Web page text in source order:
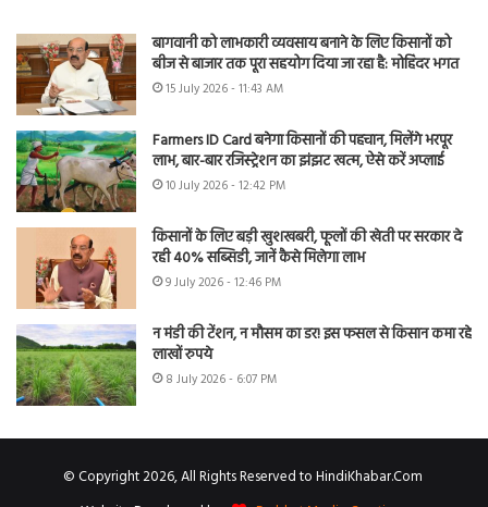
बागवानी को लाभकारी व्यवसाय बनाने के लिए किसानों को
बीज से बाजार तक पूरा सहयोग दिया जा रहा है: मोहिंदर भगत
15 July 2026 - 11:43 AM
Farmers ID Card बनेगा किसानों की पहचान, मिलेंगे भरपूर
लाभ, बार-बार रजिस्ट्रेशन का झंझट खत्म, ऐसे करें अप्लाई
10 July 2026 - 12:42 PM
किसानों के लिए बड़ी खुशखबरी, फूलों की खेती पर सरकार दे
रही 40% सब्सिडी, जानें कैसे मिलेगा लाभ
9 July 2026 - 12:46 PM
न मंडी की टेंशन, न मौसम का डर! इस फसल से किसान कमा रहे
लाखों रुपये
8 July 2026 - 6:07 PM
© Copyright 2026, All Rights Reserved to HindiKhabar.Com